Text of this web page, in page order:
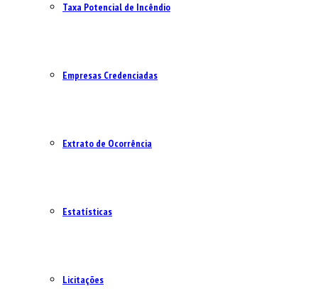
Taxa Potencial de Incêndio
Empresas Credenciadas
Extrato de Ocorrência
Estatísticas
Licitações